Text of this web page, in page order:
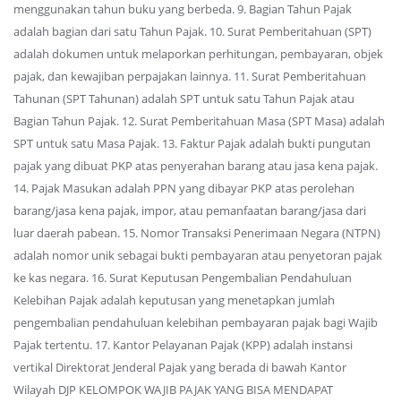
menggunakan tahun buku yang berbeda. 9. Bagian Tahun Pajak
adalah bagian dari satu Tahun Pajak. 10. Surat Pemberitahuan (SPT)
adalah dokumen untuk melaporkan perhitungan, pembayaran, objek
pajak, dan kewajiban perpajakan lainnya. 11. Surat Pemberitahuan
Tahunan (SPT Tahunan) adalah SPT untuk satu Tahun Pajak atau
Bagian Tahun Pajak. 12. Surat Pemberitahuan Masa (SPT Masa) adalah
SPT untuk satu Masa Pajak. 13. Faktur Pajak adalah bukti pungutan
pajak yang dibuat PKP atas penyerahan barang atau jasa kena pajak.
14. Pajak Masukan adalah PPN yang dibayar PKP atas perolehan
barang/jasa kena pajak, impor, atau pemanfaatan barang/jasa dari
luar daerah pabean. 15. Nomor Transaksi Penerimaan Negara (NTPN)
adalah nomor unik sebagai bukti pembayaran atau penyetoran pajak
ke kas negara. 16. Surat Keputusan Pengembalian Pendahuluan
Kelebihan Pajak adalah keputusan yang menetapkan jumlah
pengembalian pendahuluan kelebihan pembayaran pajak bagi Wajib
Pajak tertentu. 17. Kantor Pelayanan Pajak (KPP) adalah instansi
vertikal Direktorat Jenderal Pajak yang berada di bawah Kantor
Wilayah DJP KELOMPOK WAJIB PAJAK YANG BISA MENDAPAT